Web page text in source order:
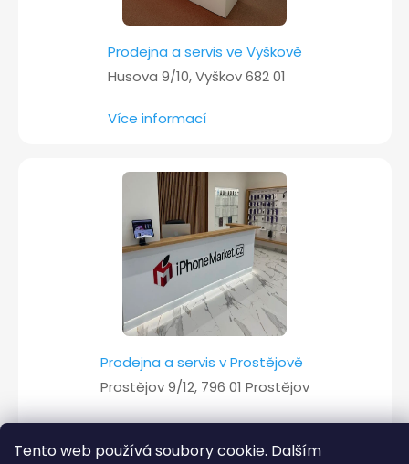
Tento web používá soubory cookie. Dalším
Prodejna a servis ve Vyškově
Husova 9/10, Vyškov 682 01
Více informací
Prodejna a servis v Prostějově
Prostějov 9/12, 796 01 Prostějov
Více informací